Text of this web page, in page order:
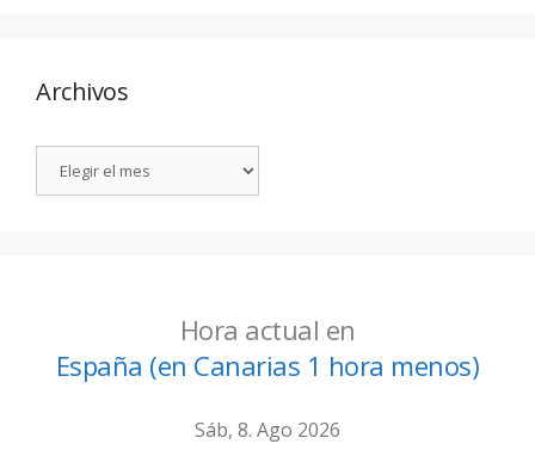
Archivos
Hora actual en
España (en Canarias 1 hora menos)